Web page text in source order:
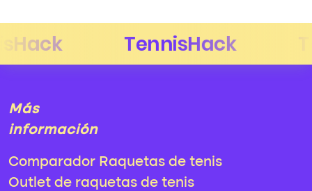
Más
información
Comparador Raquetas de tenis
Outlet de raquetas de tenis